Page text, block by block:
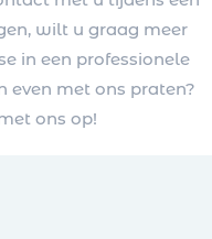
wilt u graag meer
in een professionele
met ons praten?
ons op!